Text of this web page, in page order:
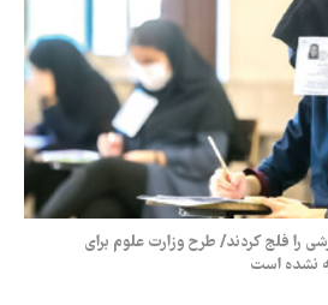
را فلج کردند/ طرح وزارت علوم برای
نشده است